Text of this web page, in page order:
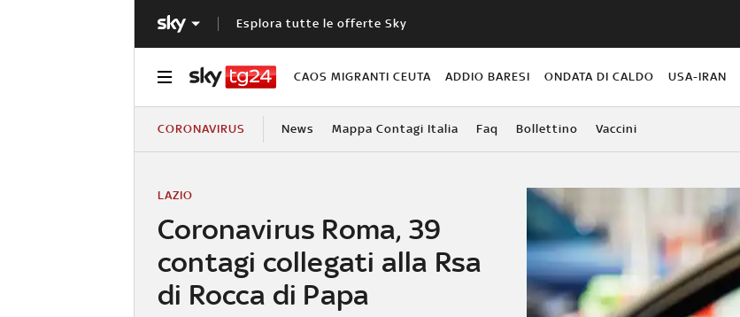
Esplora tutte le offerte Sky
CAOS MIGRANTI CEUTA ADDIO BARESI ONDATA DI CALDO USA-IRAN
CORONAVIRUS News Mappa Contagi Italia Faq Bollettino Vaccini
Coronavirus Roma, 39
contagi collegati alla Rsa
di Rocca di Papa
LAZIO